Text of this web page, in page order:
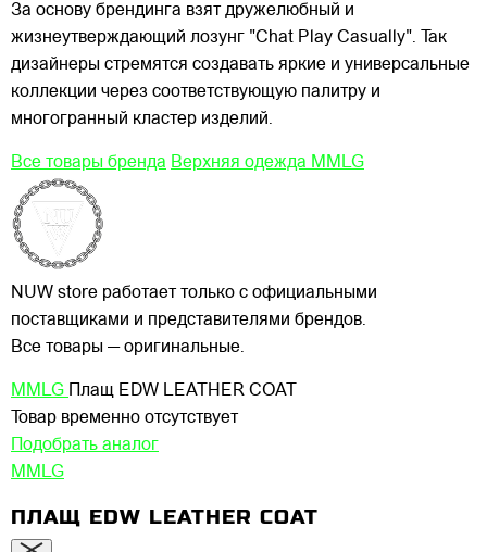
За основу брендинга взят дружелюбный и
жизнеутверждающий лозунг "Chat Play Casually". Так
дизайнеры стремятся создавать яркие и универсальные
коллекции через соответствующую палитру и
многогранный кластер изделий.
Все товары бренда Верхняя одежда MMLG
NUW store работает только с официальными
поставщиками и представителями брендов.
Все товары — оригинальные.
MMLG
Плащ EDW LEATHER COAT
Товар временно отсутствует
Подобрать аналог
MMLG
ПЛАЩ EDW LEATHER COAT